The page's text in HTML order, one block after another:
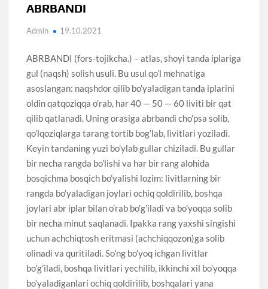
ABRBANDI
Admin 19.10.2021
ABRBANDI (fors-tojikcha.) – atlas, shoyi tanda iplariga
gul (naqsh) solish usuli. Bu usul qo’l mehnatiga
asoslangan: naqshdor qilib bo’yaladigan tanda iplarini
oldin qatqoziqqa o’rab, har 40 — 50 — 60 liviti bir qat
qilib qatlanadi. Uning orasiga abrbandi cho’psa solib,
qo’lqoziqlarga tarang tortib bog’lab, livitlari yoziladi.
Keyin tandaning yuzi bo’ylab gullar chiziladi. Bu gullar
bir necha rangda bo’lishi va har bir rang alohida
bosqichma bosqich bo’yalishi lozim: livitlarning bir
rangda bo’yaladigan joylari ochiq qoldirilib, boshqa
joylari abr iplar bilan o’rab bo’g’iladi va bo’yoqqa solib
bir necha minut saqlanadi. Ipakka rang yaxshi singishi
uchun achchiqtosh eritmasi (achchiqqozon)ga solib
olinadi va quritiladi. So’ng bo’yoq ichgan livitlar
bo’g’iladi, boshqa livitlari yechilib, ikkinchi xil bo’yoqqa
bo’yaladiganlari ochiq qoldirilib, boshqalari yana